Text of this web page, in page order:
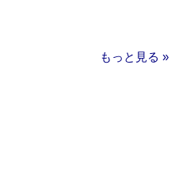
もっと見る »